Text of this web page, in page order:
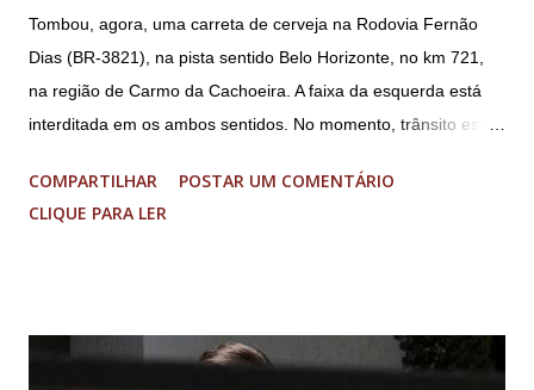
Tombou, agora, uma carreta de cerveja na Rodovia Fernão
Dias (BR-3821), na pista sentido Belo Horizonte, no km 721,
na região de Carmo da Cachoeira. A faixa da esquerda está
interditada em os ambos sentidos. No momento, trânsito está
Imagens @transitofernaodias *Por Sebastião Filho
COMPARTILHAR
POSTAR UM COMENTÁRIO
CLIQUE PARA LER